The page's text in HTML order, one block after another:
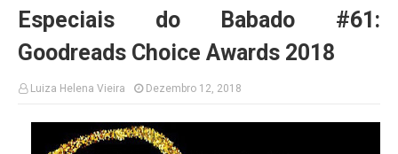
Especiais do Babado #61:
Goodreads Choice Awards 2018
Luiza Helena Vieira Dezembro 12, 2018